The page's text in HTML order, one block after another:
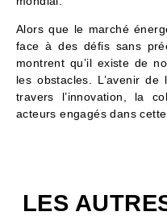
Alors que le marché
face à des défis sans
montrent qu’il existe de
les obstacles. L’avenir de
travers l’innovation, la
acteurs engagés dans
LES